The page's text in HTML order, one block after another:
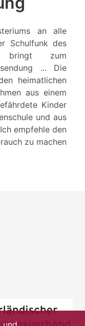
an alle
Schulfunk des
bringt zum
... Die
heimatlichen
aus einem
Kinder
und aus
empfehle den
zu machen